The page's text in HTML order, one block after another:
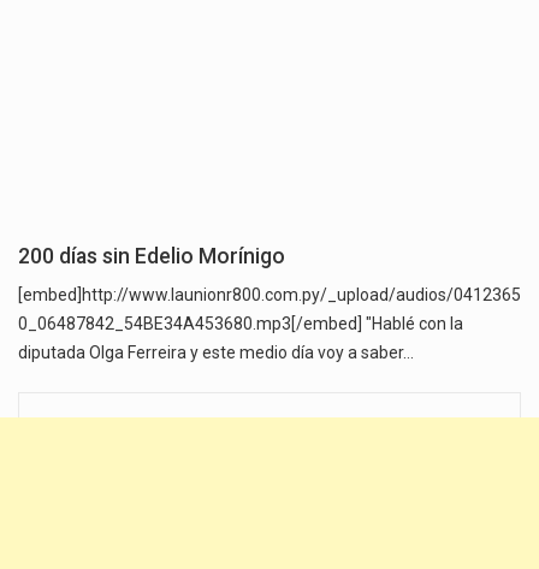
200 días sin Edelio Morínigo
[embed]http://www.launionr800.com.py/_upload/audios/0412365
0_06487842_54BE34A453680.mp3[/embed] "Hablé con la
diputada Olga Ferreira y este medio día voy a saber…